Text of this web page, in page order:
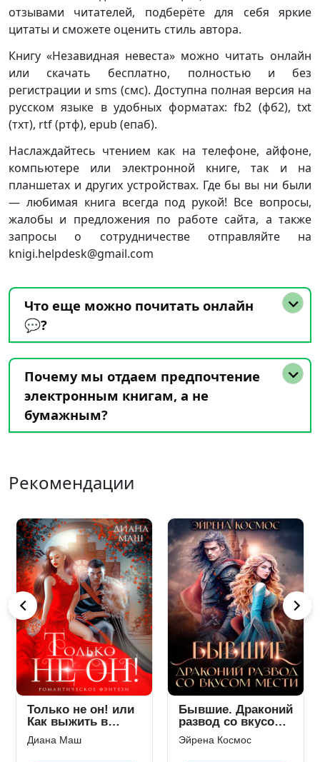
отзывами читателей, подберёте для себя яркие
цитаты и сможете оценить стиль автора.
Книгу «Незавидная невеста» можно читать онлайн
или скачать бесплатно, полностью и без
регистрации и sms (смс). Доступна полная версия на
русском языке в удобных форматах: fb2 (фб2), txt
(тхт), rtf (ртф), epub (епаб).
Наслаждайтесь чтением как на телефоне, айфоне,
компьютере или электронной книге, так и на
планшетах и других устройствах. Где бы вы ни были
— любимая книга всегда под рукой! Все вопросы,
жалобы и предложения по работе сайта, а также
запросы о сотрудничестве отправляйте на
knigi.helpdesk@gmail.com
Что еще можно почитать онлайн
💬?
Почему мы отдаем предпочтение
электронным книгам, а не
бумажным?
Рекомендации
Только не он! или
Как выжить в
академии?
Диана Маш
Бывшие. Драконий
развод со вкусом
мести
Эйрена Космос